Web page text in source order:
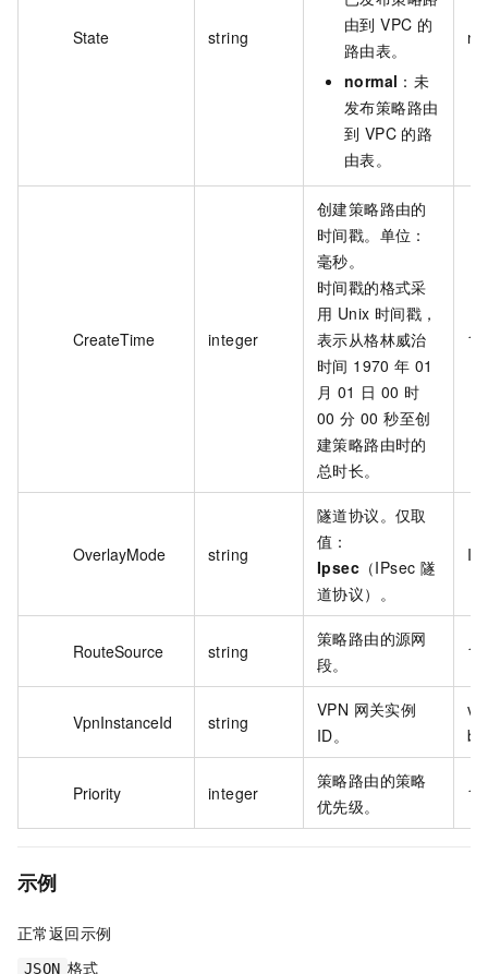
State string
由到 VPC 的
路由表。
normal ：未
发布策略路由
到 VPC 的路
由表。
CreateTime integer
创建策略路由的
时间戳。单位：
毫秒。
时间戳的格式采
用 Unix 时间戳，
表示从格林威治
时间 1970 年 01
月 01 日 00 时
00 分 00 秒至创
建策略路由时的
总时长。
OverlayMode string
隧道协议。仅取
值：
Ipsec （IPsec 隧
道协议）。
RouteSource string
策略路由的源网
段。
VpnInstanceId string
VPN 网关实例
ID。
Priority integer
策略路由的策略
优先级。
10
示例
正常返回示例
JSON 格式